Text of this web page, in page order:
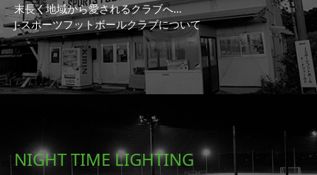
末長く地域から愛されるクラブへ…
J-スポーツフットボールクラブについて
NIGHT TIME LIGHTING